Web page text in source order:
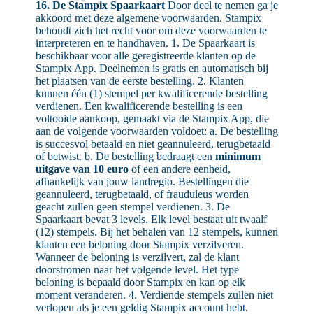
16. De Stampix SpaarkaartDoor deel te nemen ga je
akkoord met deze algemene voorwaarden. Stampix
behoudt zich het recht voor om deze voorwaarden te
interpreteren en te handhaven. 1. De Spaarkaart is
beschikbaar voor alle geregistreerde klanten op de
Stampix App. Deelnemen is gratis en automatisch bij
het plaatsen van de eerste bestelling. 2. Klanten
kunnen één (1) stempel per kwalificerende bestelling
verdienen. Een kwalificerende bestelling is een
voltooide aankoop, gemaakt via de Stampix App, die
aan de volgende voorwaarden voldoet: a. De bestelling
is succesvol betaald en niet geannuleerd, terugbetaald
of betwist. b. De bestelling bedraagt een minimum
uitgave van 10 euroof een andere eenheid,
afhankelijk van jouw landregio. Bestellingen die
geannuleerd, terugbetaald, of frauduleus worden
geacht zullen geen stempel verdienen. 3. De
Spaarkaart bevat 3 levels. Elk level bestaat uit twaalf
(12) stempels. Bij het behalen van 12 stempels, kunnen
klanten een beloning door Stampix verzilveren.
Wanneer de beloning is verzilvert, zal de klant
doorstromen naar het volgende level. Het type
beloning is bepaald door Stampix en kan op elk
moment veranderen. 4. Verdiende stempels zullen niet
verlopen als je een geldig Stampix account hebt.